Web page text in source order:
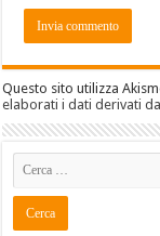
Questo sito utilizza
elaborati i dati derivati